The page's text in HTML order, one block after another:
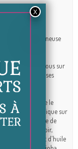
FABULEUX
appliquer.
hydratée et lumineuse
peau de babe.
des produits
renseignez vous sur
MOINS de choses
sèche, j'applique le
main j'applique sur
100% puis huile de
et blush. Le soir,
l'excédent d'huile